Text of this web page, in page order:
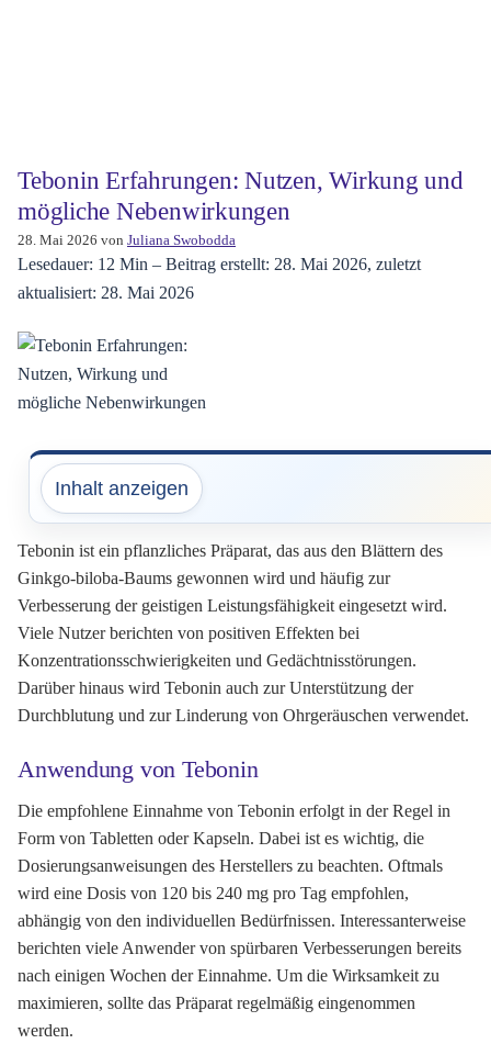
Tebonin Erfahrungen: Nutzen, Wirkung und
mögliche Nebenwirkungen
28. Mai 2026 von Juliana Swobodda
Lesedauer: 12 Min – Beitrag erstellt: 28. Mai 2026, zuletzt
aktualisiert: 28. Mai 2026
Inhalt anzeigen
Tebonin ist ein pflanzliches Präparat, das aus den Blättern des
Ginkgo-biloba-Baums gewonnen wird und häufig zur
Verbesserung der geistigen Leistungsfähigkeit eingesetzt wird.
Viele Nutzer berichten von positiven Effekten bei
Konzentrationsschwierigkeiten und Gedächtnisstörungen.
Darüber hinaus wird Tebonin auch zur Unterstützung der
Durchblutung und zur Linderung von Ohrgeräuschen verwendet.
Anwendung von Tebonin
Die empfohlene Einnahme von Tebonin erfolgt in der Regel in
Form von Tabletten oder Kapseln. Dabei ist es wichtig, die
Dosierungsanweisungen des Herstellers zu beachten. Oftmals
wird eine Dosis von 120 bis 240 mg pro Tag empfohlen,
abhängig von den individuellen Bedürfnissen. Interessanterweise
berichten viele Anwender von spürbaren Verbesserungen bereits
nach einigen Wochen der Einnahme. Um die Wirksamkeit zu
maximieren, sollte das Präparat regelmäßig eingenommen
werden.